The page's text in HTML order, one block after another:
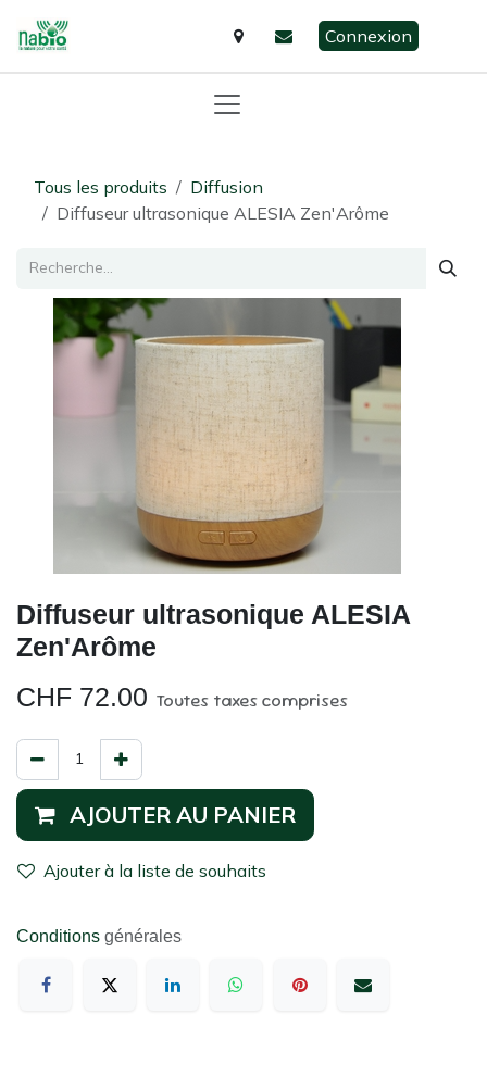
Connexion
Tous les produits
Diffusion
Diffuseur ultrasonique ALESIA Zen'Arôme
Diffuseur ultrasonique ALESIA
Zen'Arôme
CHF 72.00 Toutes taxes comprises
AJOUTER AU PANIER
Ajouter à la liste de souhaits
Conditions générales